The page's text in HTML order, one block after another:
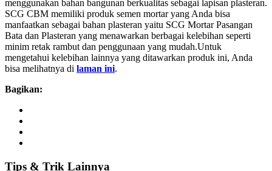
menggunakan bahan bangunan berkualitas sebagai lapisan plasteran.
SCG CBM memiliki produk semen mortar yang Anda bisa
manfaatkan sebagai bahan plasteran yaitu SCG Mortar Pasangan
Bata dan Plasteran yang menawarkan berbagai kelebihan seperti
minim retak rambut dan penggunaan yang mudah.Untuk
mengetahui kelebihan lainnya yang ditawarkan produk ini, Anda
bisa melihatnya di laman ini.
Bagikan:
Tips & Trik Lainnya